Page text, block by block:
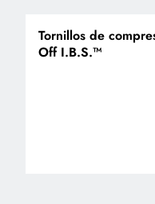
Tornillos de
Off I.B.S.™